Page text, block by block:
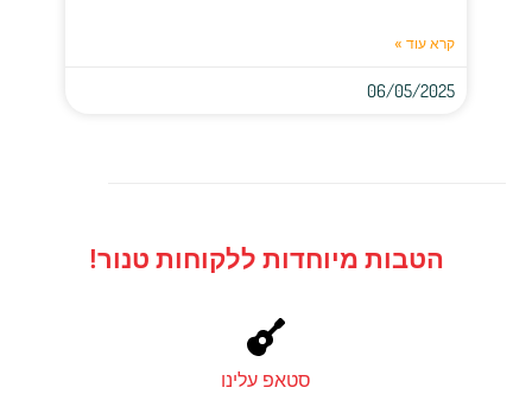
קרא עוד »
06/05/2025
הטבות מיוחדות ללקוחות טנור!
סטאפ עלינו